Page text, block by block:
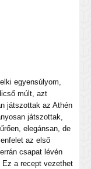
egyensúlyom,
múlt, azt
játszottak az Athén
játszottak,
elegánsan, de
az első
csapat lévén
a recept vezethet